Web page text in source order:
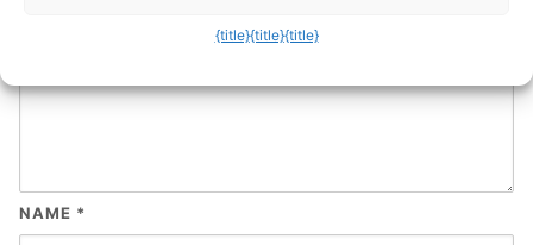
NAME *
{title}{title}{title}